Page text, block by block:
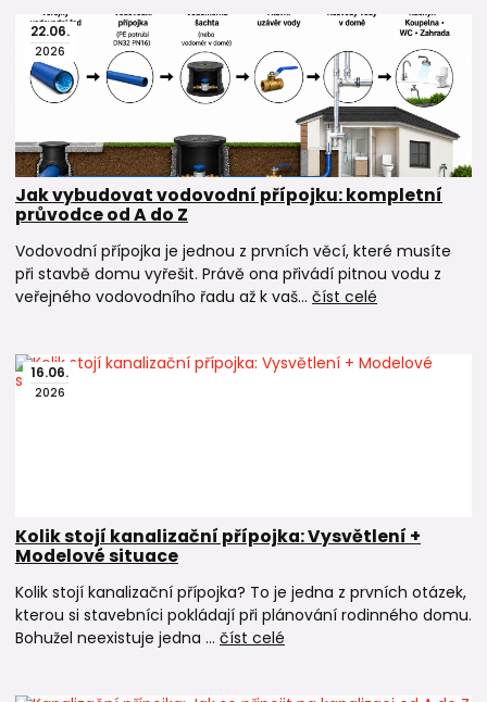
22.06.
2026
Jak vybudovat vodovodní přípojku: kompletní
průvodce od A do Z
Vodovodní přípojka je jednou z prvních věcí, které musíte
při stavbě domu vyřešit. Právě ona přivádí pitnou vodu z
veřejného vodovodního řadu až k vaš... číst celé
16.06.
2026
Kolik stojí kanalizační přípojka: Vysvětlení +
Modelové situace
Kolik stojí kanalizační přípojka? To je jedna z prvních otázek,
kterou si stavebníci pokládají při plánování rodinného domu.
Bohužel neexistuje jedna ... číst celé